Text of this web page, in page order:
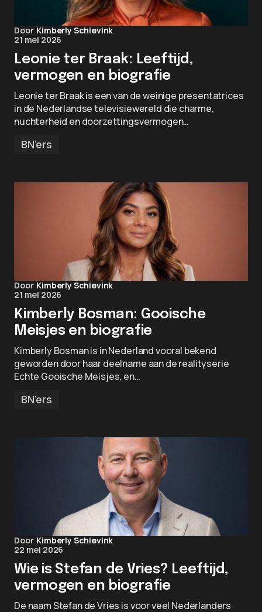
Door Kimberly Schievink
21 mei 2026
Leonie ter Braak: Leeftijd,
vermogen en biografie
Leonie ter Braak is een van de weinige presentatrices
in de Nederlandse televisiewereld die charme,
nuchterheid en doorzettingsvermogen…
BN'ers
Door Kimberly Schievink
21 mei 2026
Kimberly Bosman: Gooische
Meisjes en biografie
Kimberly Bosman is in Nederland vooral bekend
geworden door haar deelname aan de realityserie
Echte Gooische Meisjes, en…
BN'ers
Door Kimberly Schievink
22 mei 2026
Wie is Stefan de Vries? Leeftijd,
vermogen en biografie
De naam Stefan de Vries is voor veel Nederlanders